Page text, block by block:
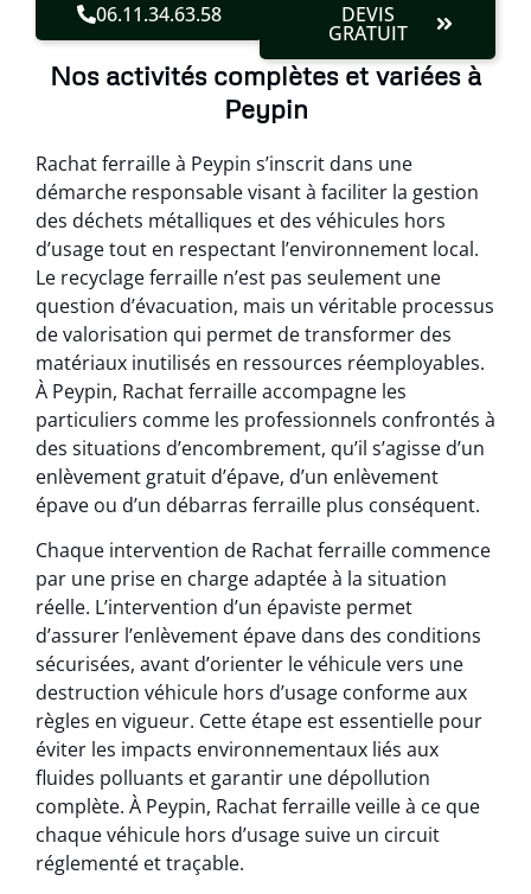
06.11.34.63.58 DEVIS
GRATUIT
Nos activités complètes et variées à
Peypin
Rachat ferraille à Peypin s’inscrit dans une
démarche responsable visant à faciliter la gestion
des déchets métalliques et des véhicules hors
d’usage tout en respectant l’environnement local.
Le recyclage ferraille n’est pas seulement une
question d’évacuation, mais un véritable processus
de valorisation qui permet de transformer des
matériaux inutilisés en ressources réemployables.
À Peypin, Rachat ferraille accompagne les
particuliers comme les professionnels confrontés à
des situations d’encombrement, qu’il s’agisse d’un
enlèvement gratuit d’épave, d’un enlèvement
épave ou d’un débarras ferraille plus conséquent.
Chaque intervention de Rachat ferraille commence
par une prise en charge adaptée à la situation
réelle. L’intervention d’un épaviste permet
d’assurer l’enlèvement épave dans des conditions
sécurisées, avant d’orienter le véhicule vers une
destruction véhicule hors d’usage conforme aux
règles en vigueur. Cette étape est essentielle pour
éviter les impacts environnementaux liés aux
fluides polluants et garantir une dépollution
complète. À Peypin, Rachat ferraille veille à ce que
chaque véhicule hors d’usage suive un circuit
réglementé et traçable.